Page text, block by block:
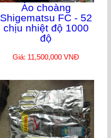
Áo choàng
Shigematsu FC - 52
chịu nhiệt độ 1000
độ
Giá: 11,500,000 VNĐ